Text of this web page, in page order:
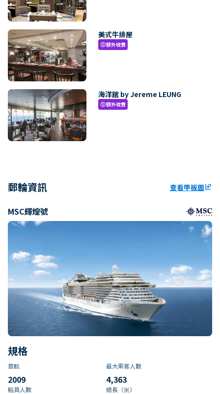
美式牛排屋
paid額外收費
海洋館 by Jereme LEUNG
paid額外收費
郵輪資訊 查看甲板圖ungroup
MSC輝煌號
規格
首航
2009
最大乘客人數
4,363
船員人數 總長（米）